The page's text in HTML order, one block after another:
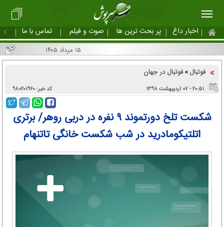
اخبار داغ پر بحث ترین ها صوت و فیلم تماس با ما
فوتبال >فوتبال در جهان
۲۰:۵۱ - ۰۷ اردیبهشت ۱۳۹۸ کد خبر: ۹۸۰۲۰۱۹۶۰
شکست تلخ دورتموند ۹ نفره در دربی روهر/ برتری
اتلتیکومادرید در شب شکست خانگی تاتنهام